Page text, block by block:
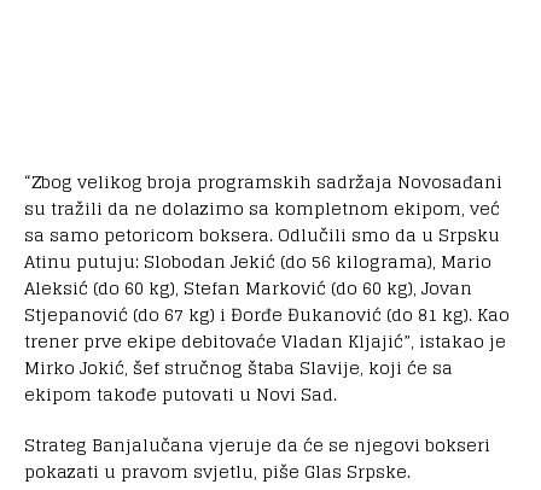
“Zbog velikog broja programskih sadržaja Novosađani
su tražili da ne dolazimo sa kompletnom ekipom, već
sa samo petoricom boksera. Odlučili smo da u Srpsku
Atinu putuju: Slobodan Jekić (do 56 kilograma), Mario
Aleksić (do 60 kg), Stefan Marković (do 60 kg), Jovan
Stjepanović (do 67 kg) i Đorđe Đukanović (do 81 kg). Kao
trener prve ekipe debitovaće Vladan Kljajić”, istakao je
Mirko Jokić, šef stručnog štaba Slavije, koji će sa
ekipom takođe putovati u Novi Sad.
Strateg Banjalučana vjeruje da će se njegovi bokseri
pokazati u pravom svjetlu, piše Glas Srpske.